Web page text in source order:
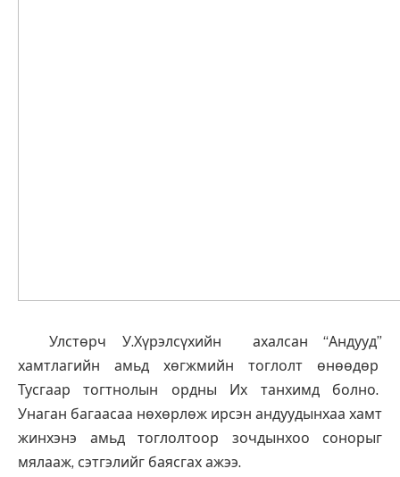
Улстөрч У.Хүрэлсүхийн ахалсан “Андууд”
хамтлагийн амьд хөгжмийн тоглолт өнөөдөр
Тусгаар тогтнолын ордны Их танхимд болно.
Унаган багаасаа нөхөрлөж ирсэн андуудынхаа хамт
жинхэнэ амьд тоглолтоор зочдынхоо сонорыг
мялааж, сэтгэлийг баясгах ажээ.